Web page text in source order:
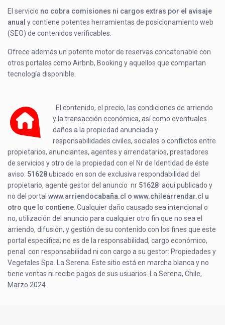
El servicio no cobra comisiones ni cargos extras por el avisaje
anual y contiene potentes herramientas de posicionamiento web
(SEO) de contenidos verificables.
Ofrece además un potente motor de reservas concatenable con
otros portales como Airbnb, Booking y aquellos que compartan
tecnología disponible.
El contenido, el precio, las condiciones de arriendo
y la transacción económica, así como eventuales
daños a la propiedad anunciada y
responsabilidades civiles, sociales o conflictos entre
propietarios, anunciantes, agentes y arrendatarios, prestadores
de servicios y otro de la propiedad con el Nr de Identidad de éste
aviso: 51628ubicado enson de exclusiva respondabilidad del
propietario, agente gestor del anuncio nr 51628 aqui publicado y
no del portalwww.arriendocabaña.cl o www.chilearrendar.cl u
otro que lo contiene . Cualquier daño causado sea intencional o
no, utilización del anuncio para cualquier otro fin que no sea el
arriendo, difusión, y gestión de su contenido con los fines que este
portal especifica; no es de la responsabilidad, cargo económico,
penal con responsabilidad ni con cargo a su gestor: Propiedades y
Vegetales Spa. La Serena. Este sitio está en marcha blanca y no
tiene ventas ni recibe pagos de sus usuarios. La Serena, Chile,
Marzo 2024